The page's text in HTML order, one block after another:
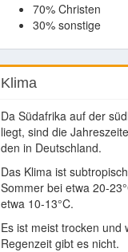
70% Christen
30% sonstige
Klima
Da Südafrika auf der
liegt, sind die
den in Deutschland.
Das Klima ist
Sommer bei etwa 20-
etwa 10-13°C.
Es ist meist trocken und
Regenzeit gibt es nicht.